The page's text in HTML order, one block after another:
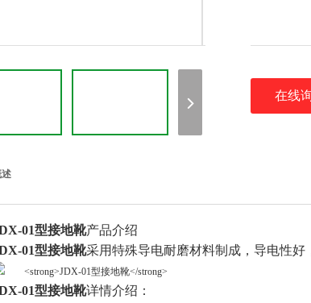
在线
述
01型接地靴产品介绍
01型接地靴采用特殊导电耐磨材料制成，导电性好
01型接地靴详情介绍：